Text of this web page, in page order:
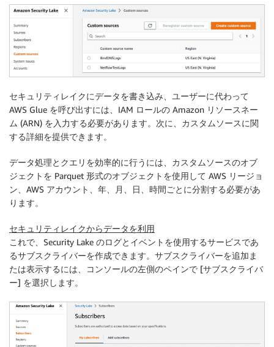
セキュリティレイクにデータを書き込み、ユーザーに代わって
AWS Glue を呼び出すには、IAM ロールの Amazon リソースネー
ム (ARN) を入力する必要があります。次に、カスタムソースに関
する詳細を提供できます。
データ処理とクエリを効率的に行うには、カスタムソースのオブ
ジェクトを Parquet 形式のオブジェクトを使用して AWS リージョ
ン、AWS アカウント、年、月、日、時間ごとに分割する必要があ
ります。
セキュリティレイクからデータを利用
これで、Security Lake のログとイベントを使用するサービスであ
るサブスクライバーを作成できます。サブスクライバーを追加ま
たは表示するには、コンソールの左側のペインで [サブスクライバ
ー] を選択します。